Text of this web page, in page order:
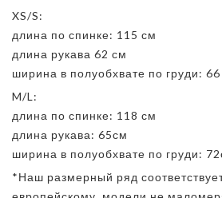
XS/S:
длина по спинке: 115 см
длина рукава 62 см
ширина в полуобхвате по груди:
M/L:
длина по спинке: 118 см
длина рукава: 65см
ширина в полуобхвате по груди:
*Наш размерный ряд